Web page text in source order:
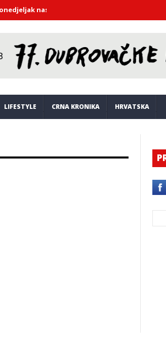
nastupa u Saloči od zrcala DHMZ
LIFESTYLE CRNA KRONIKA HRVATSKA